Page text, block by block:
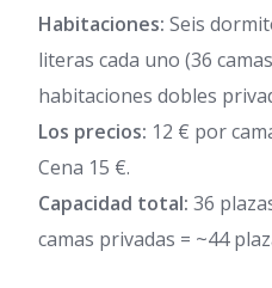
Habitaciones: Seis
literas cada uno (36
habitaciones dobles
Los precios: 12 € por
Cena 15 €.
Capacidad total: 36
camas privadas = ~44